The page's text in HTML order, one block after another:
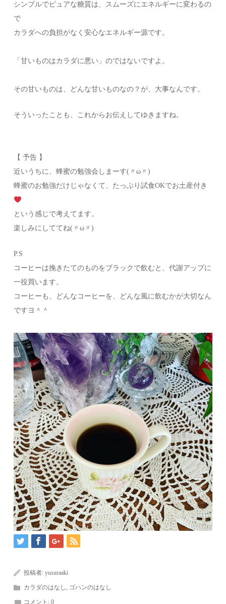
シンプルでピュアな糖質は、スムーズにエネルギーに変わるの
で
カラダへの負担がなく安心なエネルギー源です。
「甘いものはカラダに悪い」のではないですよ。
その甘いものは、どんな甘いものなの？が、大事なんです。
そういったことも、これからお伝えしてゆきますね。
【 予告 】
近いうちに、蜂蜜の勉強会しまーす(〃ω〃)
蜂蜜のお勉強だけじゃなくて、たっぷり試食OKでお土産付き
という感じで考えてます。
楽しみにしててね(〃ω〃)
P.S
コーヒーは挽きたてのものをブラックで飲むと、代謝アップに
一役買います。
コーヒーも、どんなコーヒーを、どんな風に飲むかが大切なん
ですヨ＾＾
投稿者:yusuraaki
カラダのはなし, ゴハンのはなし
コメント:0